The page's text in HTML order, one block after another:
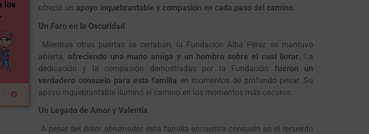
ofreció un apoyo inquebrantable y compasión en cada paso del camino.
Un Faro en la Oscuridad
Mientras otras puertas se cerraban, la Fundación Alba Pérez se mantuvo
abierta, ofreciendo una mano amiga y un hombro sobre el cual llorar. La
dedicación y la compasión demostradas por la Fundación fueron un
verdadero consuelo para esta familia en momentos de profundo pesar. Su
apoyo inquebrantable iluminó el camino en los momentos más oscuros.
Un Legado de Amor y Valentía
A pesar del dolor abrumador, esta familia encuentra consuelo en el recuerdo